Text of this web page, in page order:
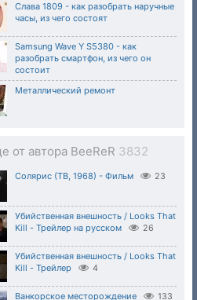
Слава 1809 - как разобрать наручные
часы, из чего состоят
Samsung Wave Y S5380 - как
разобрать смартфон, из чего он
состоит
Металлический ремонт
от автора BeeReR 3832
Солярис (ТВ, 1968) - Фильм 23
Убийственная внешность / Looks That
Kill - Трейлер на русском
26
Убийственная внешность / Looks That
Kill - Трейлер
4
Ванкорское месторождение 133